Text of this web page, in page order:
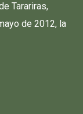
Tarariras,
de 2012, la